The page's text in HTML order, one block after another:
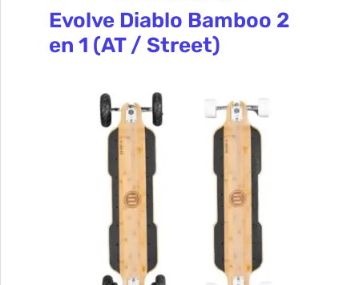
Evolve Diablo Bamboo 2
en 1 (AT / Street)